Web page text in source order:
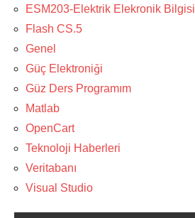
ESM203-Elektrik Elekronik Bilgisi
Flash CS.5
Genel
Güç Elektroniği
Güz Ders Programım
Matlab
OpenCart
Teknoloji Haberleri
Veritabanı
Visual Studio